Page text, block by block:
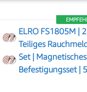
ELRO FS1805M |
Teiliges
Set | Magnetisches
Befestigungsset | 5